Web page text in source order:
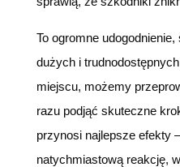
To ogromne
dużych i
miejscu, możemy
razu podjąć skuteczne
przynosi najlepsze efekty
natychmiastową reakcję,